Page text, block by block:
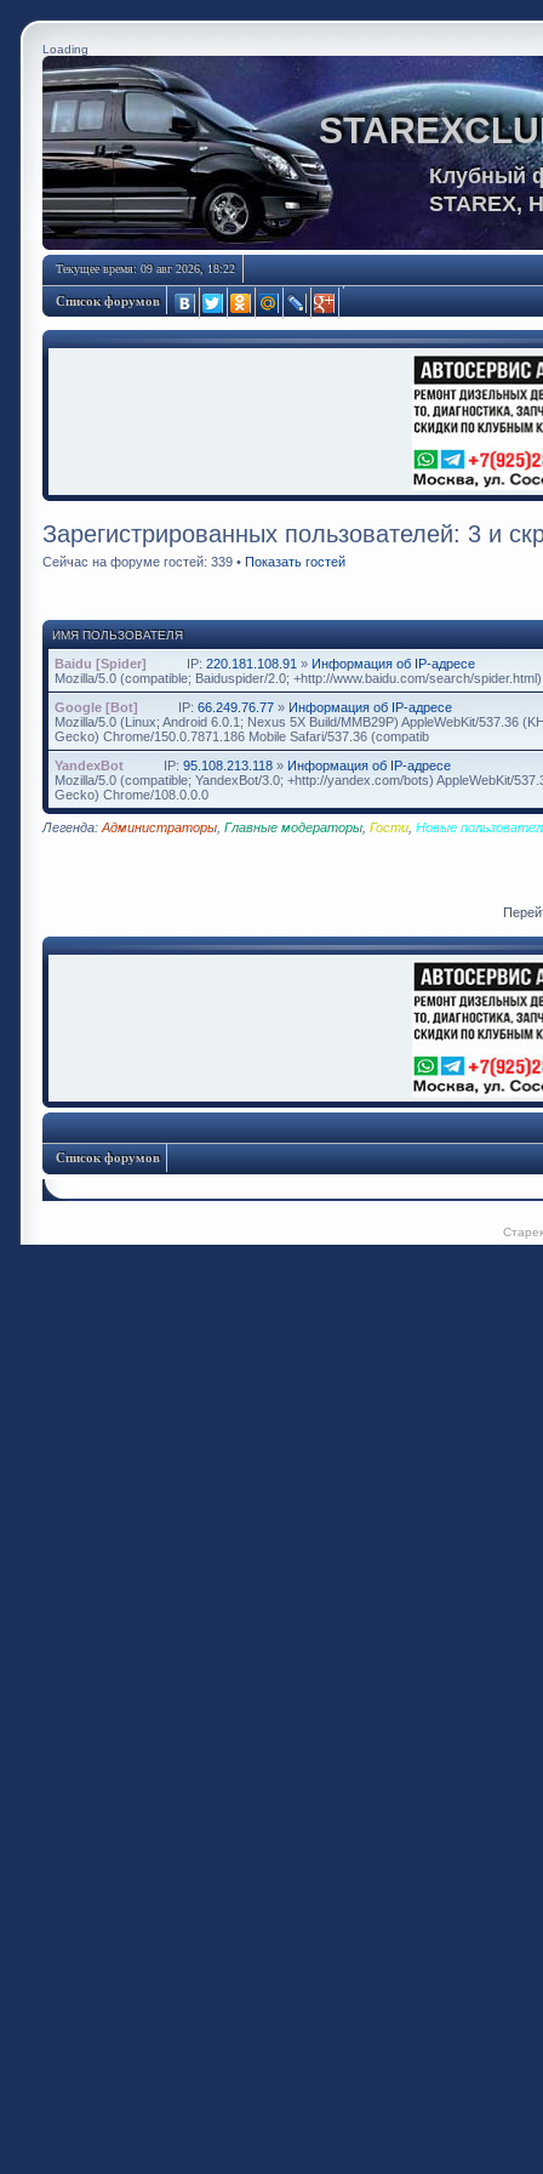
Loading
Клубный
STAREX,
Текущее время: 09 авг 2026, 18:22
Список форумов
Зарегистрированных пользователей: 3 и
Сейчас на форуме гостей: 339 • Показать гостей
ИМЯ ПОЛЬЗОВАТЕЛЯ
Baidu [Spider] IP: 220.181.108.91 » Информация об IP-адресе
Mozilla/5.0 (compatible; Baiduspider/2.0; +http://www.baidu.com/search/spider.html)
Google [Bot]
IP: 66.249.76.77 » Информация об IP-адресе
Mozilla/5.0 (Linux; Android 6.0.1; Nexus 5X Build/MMB29P) AppleWebKit/537.36
Gecko) Chrome/150.0.7871.186 Mobile Safari/537.36 (compatib
YandexBot
IP: 95.108.213.118 » Информация об IP-адресе
Mozilla/5.0 (compatible; YandexBot/3.0; +http://yandex.com/bots) AppleWebKit/
Gecko) Chrome/108.0.0.0
Легенда: Администраторы Главные модераторы Гости Новые
Список форумов